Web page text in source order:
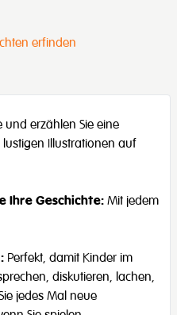
erfinden
und erzählen Sie eine
lustigen Illustrationen auf
Ihre Geschichte: Mit jedem
Perfekt, damit Kinder im
diskutieren, lachen,
jedes Mal neue